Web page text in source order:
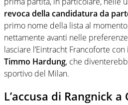
revoca della candidatura da
primo nome della lista al
nettamente avanti nelle
lasciare l’Eintracht Francoforte
Timmo Hardung, che
sportivo del Milan.
L’accusa di Rangnick